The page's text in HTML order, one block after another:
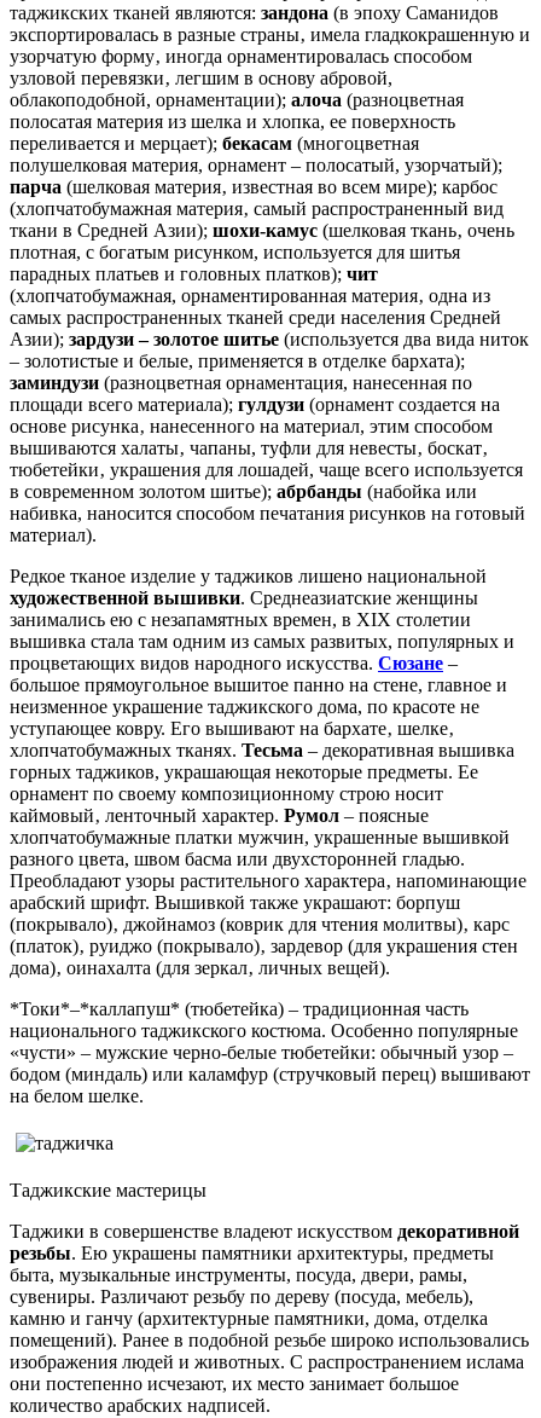
таджикских тканей являются: зандона (в эпоху Саманидов
экспортировалась в разные страны‚ имела гладкокрашенную и
узорчатую форму‚ иногда орнаментировалась способом
узловой перевязки‚ легшим в основу абровой,
облакоподобной, орнаментации); алоча (разноцветная
полосатая материя из шелка и хлопка, ее поверхность
переливается и мерцает); бекасам (многоцветная
полушелковая материя, орнамент – полосатый, узорчатый);
парча (шелковая материя‚ известная во всем мире); карбос
(хлопчатобумажная материя‚ самый распространенный вид
ткани в Средней Азии); шохи-камус (шелковая ткань‚ очень
плотная, с богатым рисунком, используется для шитья
парадных платьев и головных платков); чит
(хлопчатобумажная, орнаментированная материя‚ одна из
самых распространенных тканей среди населения Средней
Азии); зардузи – золотое шитье (используется два вида ниток
– золотистые и белые, применяется в отделке бархата);
заминдузи (разноцветная орнаментация, нанесенная по
площади всего материала); гулдузи (орнамент создается на
основе рисунка‚ нанесенного на материал, этим способом
вышиваются халаты‚ чапаны, туфли для невесты‚ боскат‚
тюбетейки‚ украшения для лошадей, чаще всего используется
в современном золотом шитье); абрбанды (набойка или
набивка, наносится способом печатания рисунков на готовый
материал).
Редкое тканое изделие у таджиков лишено национальной
художественной вышивки. Среднеазиатские женщины
занимались ею с незапамятных времен, в XIX столетии
вышивка стала там одним из самых развитых, популярных и
процветающих видов народного искусства. Сюзане –
большое прямоугольное вышитое панно на стене, главное и
неизменное украшение таджикского дома, по красоте не
уступающее ковру. Его вышивают на бархате‚ шелке‚
хлопчатобумажных тканях. Тесьма – декоративная вышивка
горных таджиков, украшающая некоторые предметы. Ее
орнамент по своему композиционному строю носит
каймовый‚ ленточный характер. Румол – поясные
хлопчатобумажные платки мужчин, украшенные вышивкой
разного цвета, швом басма или двухсторонней гладью.
Преобладают узоры растительного характера‚ напоминающие
арабский шрифт. Вышивкой также украшают: борпуш
(покрывало)‚ джойнамоз (коврик для чтения молитвы)‚ карс
(платок)‚ руиджо (покрывало)‚ зардевор (для украшения стен
дома)‚ оинахалта (для зеркал‚ личных вещей).
*Токи*–*каллапуш* (тюбетейка) – традиционная часть
национального таджикского костюма. Особенно популярные
«чусти» – мужские черно-белые тюбетейки: обычный узор –
бодом (миндаль) или каламфур (стручковый перец) вышивают
на белом шелке.
Таджикские мастерицы
Таджики в совершенстве владеют искусством декоративной
резьбы. Ею украшены памятники архитектуры, предметы
быта, музыкальные инструменты, посуда, двери, рамы,
сувениры. Различают резьбу по дереву (посуда, мебель),
камню и ганчу (архитектурные памятники, дома, отделка
помещений). Ранее в подобной резьбе широко использовались
изображения людей и животных. С распространением ислама
они постепенно исчезают, их место занимает большое
количество арабских надписей.